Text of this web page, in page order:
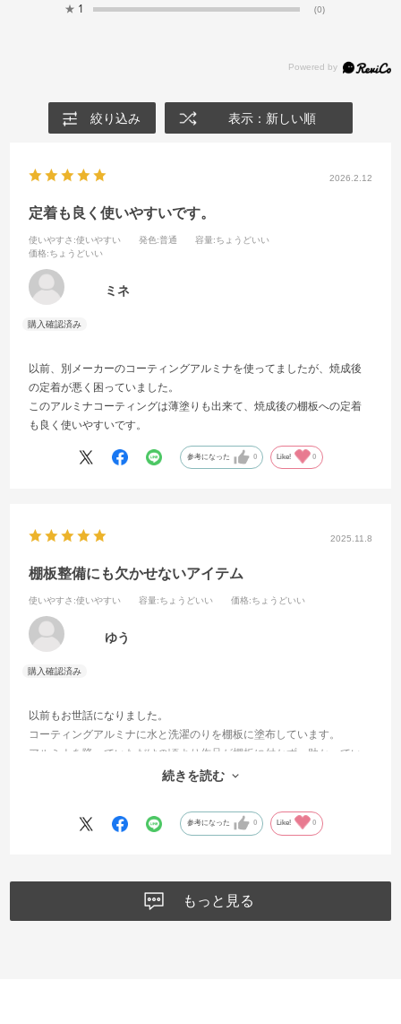
★ 1 (0)
絞り込み 表示：新しい順
2026.2.12
定着も良く使いやすいです。
使いやすさ :使いやすい 発色:普通 容量:ちょうどいい
価格:ちょうどいい
ミネ
以前、別メーカーのコーティングアルミナを使ってましたが、焼成後
の定着が悪く困っていました。
このアルミナコーティングは薄塗りも出来て、焼成後の棚板への定着
も良く使いやすいです。
参考になった 0 Like! 0
2025.11.8
棚板整備にも欠かせないアイテム
使いやすさ :使いやすい 容量:ちょうどいい 価格:ちょうどいい
ゆう
以前もお世話になりました。
コーティングアルミナに水と洗濯のりを棚板に塗布しています。
アルミナを降っていただけの頃より作品が棚板に付かず、助かってい
続きを読む
参考になった 0 Like! 0
もっと見る